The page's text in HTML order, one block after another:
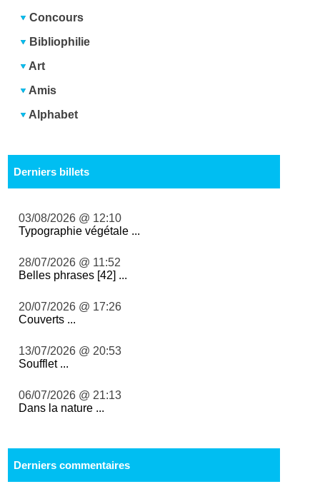
Concours
Bibliophilie
Art
Amis
Alphabet
Derniers billets
03/08/2026 @ 12:10
Typographie végétale ...
28/07/2026 @ 11:52
Belles phrases [42] ...
20/07/2026 @ 17:26
Couverts ...
13/07/2026 @ 20:53
Soufflet ...
06/07/2026 @ 21:13
Dans la nature ...
Derniers commentaires